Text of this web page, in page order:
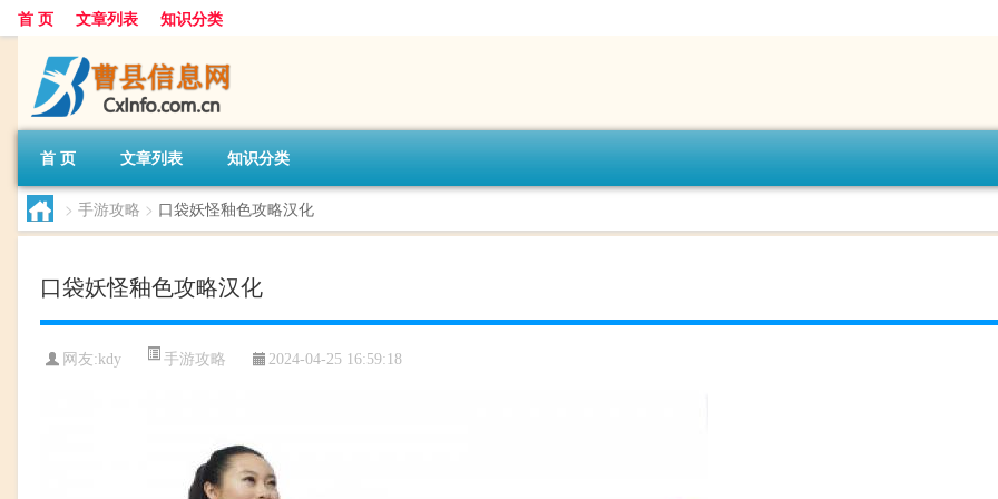
首 页 文章列表 知识分类
首 页 文章列表 知识分类
> 手游攻略 > 口袋妖怪釉色攻略汉化
口袋妖怪釉色攻略汉化
网友: kdy 手游攻略 2024-04-25 16:59:18